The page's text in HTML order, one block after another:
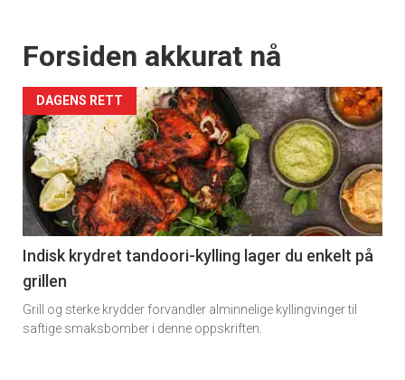
Forsiden akkurat nå
DAGENS RETT
Indisk krydret tandoori-kylling lager du enkelt på
grillen
Grill og sterke krydder forvandler alminnelige kyllingvinger til
saftige smaksbomber i denne oppskriften.